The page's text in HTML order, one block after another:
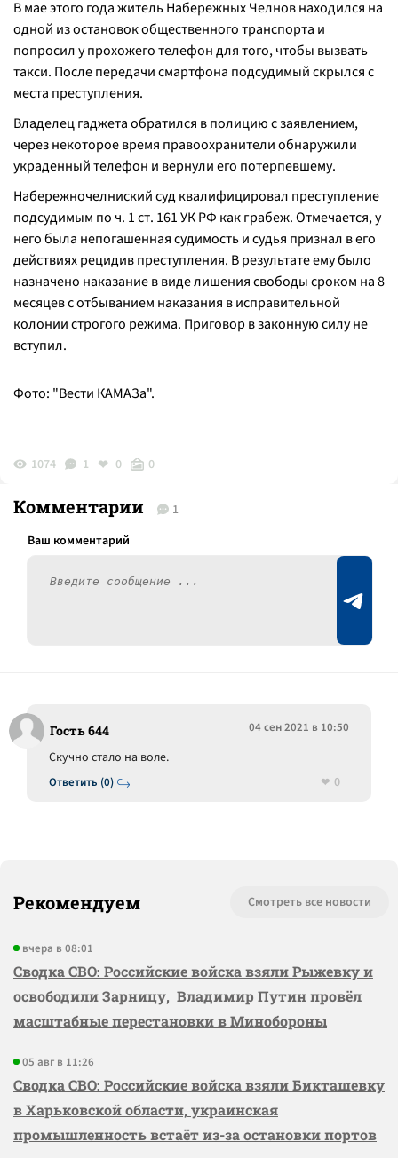
В мае этого года житель Набережных Челнов находился на
одной из остановок общественного транспорта и
попросил у прохожего телефон для того, чтобы вызвать
такси. После передачи смартфона подсудимый скрылся с
места преступления.
Владелец гаджета обратился в полицию с заявлением,
через некоторое время правоохранители обнаружили
украденный телефон и вернули его потерпевшему.
Набережночелниский суд квалифицировал преступление
подсудимым по ч. 1 ст. 161 УК РФ как грабеж. Отмечается, у
него была непогашенная судимость и судья признал в его
действиях рецидив преступления. В результате ему было
назначено наказание в виде лишения свободы сроком на 8
месяцев с отбыванием наказания в исправительной
колонии строгого режима. Приговор в законную силу не
вступил.
Фото: "Вести КАМАЗа".
1074 1 0 0
Комментарии 1
Гость 644 04 сен 2021 в 10:50
Ответить (0)
Скучно стало на воле.
0
Рекомендуем Смотреть все новости
вчера в 08:01
Сводка СВО: Российские войска взяли Рыжевку и
освободили Зарницу, Владимир Путин провёл
масштабные перестановки в Минобороны
05 авг в 11:26
Сводка СВО: Российские войска взяли Бикташевку
в Харьковской области, украинская
промышленность встаёт из-за остановки портов